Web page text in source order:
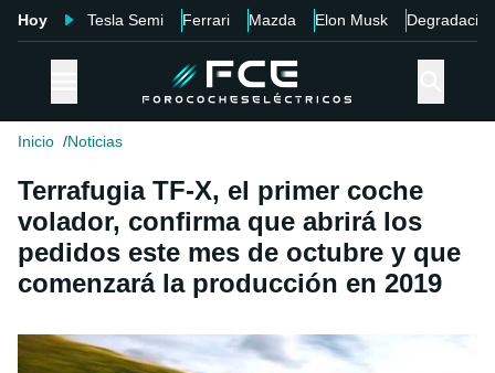
Hoy Tesla Semi Ferrari Mazda Elon Musk Degradación
Inicio Noticias
Terrafugia TF-X, el primer coche
volador, confirma que abrirá los
pedidos este mes de octubre y que
comenzará la producción en 2019